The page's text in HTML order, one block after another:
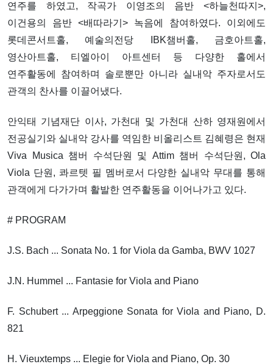
연주를 하였고, 작곡가 이영조의 음반 <하늘천따지>,
이건용의 음반 <배따라기> 녹음에 참여하였다. 이외에도
롯데콘서트홀, 예술의전당 IBK챔버홀, 금호아트홀,
영산아트홀, 티엘아이 아트센터 등 다양한 홀에서
연주활동에 참여하며 솔로뿐만 아니라 실내악 주자로서도
관객의 찬사를 이끌어냈다.
안익태 기념재단 이사, 가천대 및 가천대 산하 영재원에서
전공실기와 실내악 강사를 역임한 비올리스트 김혜령은 현재
Viva Musica 챔버 수석단원 및 Attim 챔버 수석단원, Ola
Viola 단원, 콰르텟 필 멤버로서 다양한 실내악 무대를 통해
관객에게 다가가며 활발한 연주활동을 이어나가고 있다.
# PROGRAM
J.S. Bach ... Sonata No. 1 for Viola da Gamba, BWV 1027
J.N. Hummel ... Fantasie for Viola and Piano
F. Schubert ... Arpeggione Sonata for Viola and Piano, D.
821
H. Vieuxtemps ... Elegie for Viola and Piano, Op. 30